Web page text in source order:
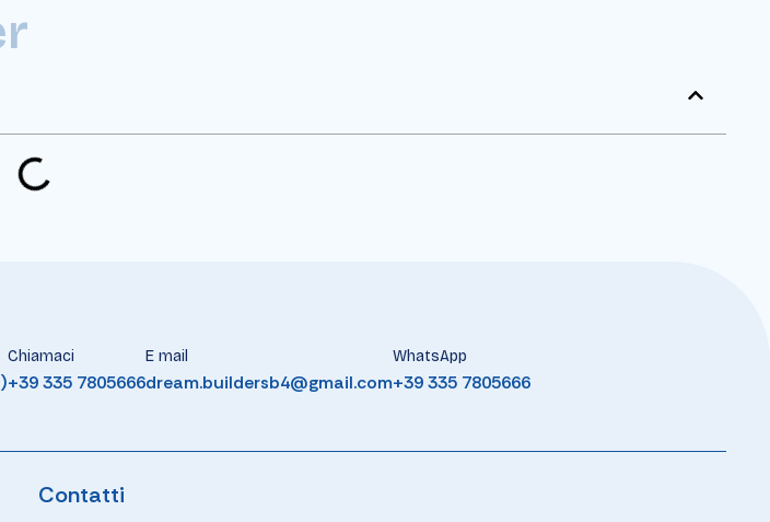
Chiamaci
+39 335 7805666
E mail
dream.buildersb4@gmail.com
WhatsApp
+39 335 7805666
Contatti